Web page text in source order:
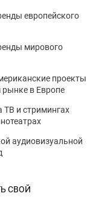
европейского
мирового
проекты
в Европе
ТВ и стримингах
аудиовизуальной
СВОЙ